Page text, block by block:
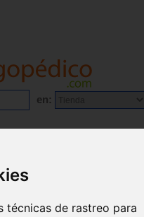
técnicas de rastreo para
en: